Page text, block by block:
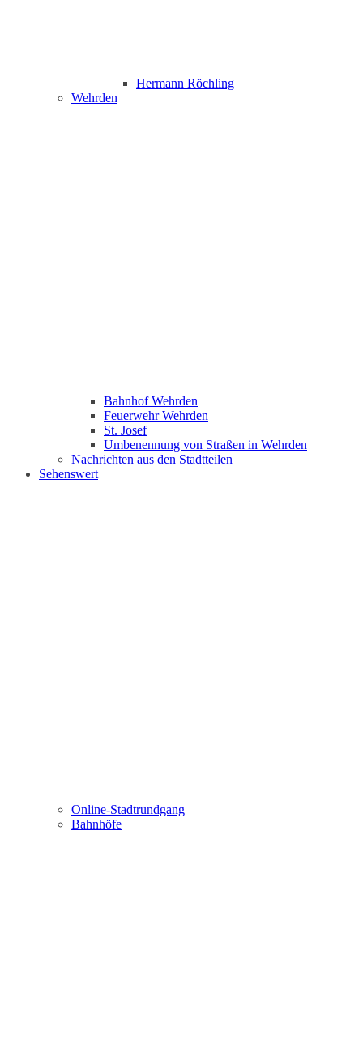
Hermann Röchling
Wehrden
Bahnhof Wehrden
Feuerwehr Wehrden
St. Josef
Umbenennung von Straßen in Wehrden
Nachrichten aus den Stadtteilen
Sehenswert
Online-Stadtrundgang
Bahnhöfe